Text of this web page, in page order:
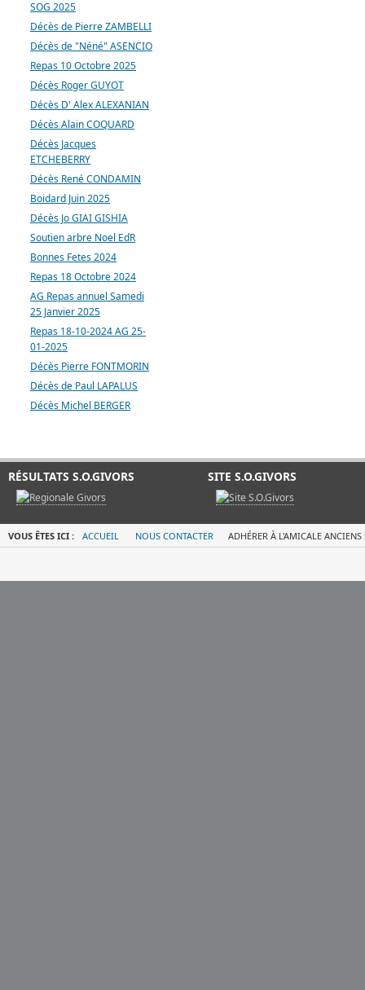
SOG 2025
Décès de Pierre ZAMBELLI
Décès de "Néné" ASENCIO
Repas 10 Octobre 2025
Décès Roger GUYOT
Décès D' Alex ALEXANIAN
Décès Alain COQUARD
Décès Jacques
ETCHEBERRY
Décès René CONDAMIN
Boidard Juin 2025
Décès Jo GIAI GISHIA
Soutien arbre Noel EdR
Bonnes Fetes 2024
Repas 18 Octobre 2024
AG Repas annuel Samedi
25 Janvier 2025
Repas 18-10-2024 AG 25-
01-2025
Décès Pierre FONTMORIN
Décès de Paul LAPALUS
Décès Michel BERGER
RÉSULTATS S.O.GIVORS SITE S.O.GIVORS
VOUS ÊTES ICI : ACCUEIL NOUS CONTACTER ADHÉRER À L'AMICALE ANCIENS